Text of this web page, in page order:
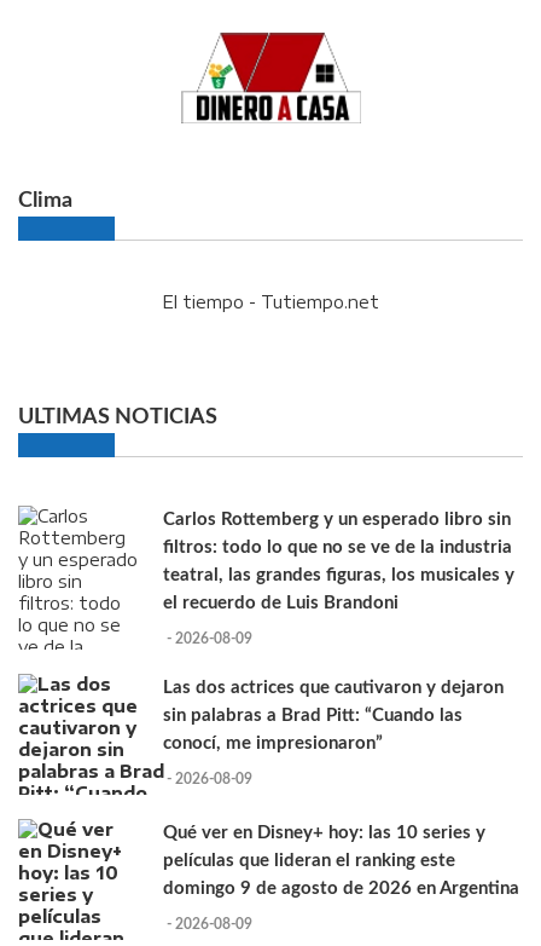
Clima
El tiempo - Tutiempo.net
ULTIMAS NOTICIAS
Carlos Rottemberg y un esperado libro sin
filtros: todo lo que no se ve de la industria
teatral, las grandes figuras, los musicales y
el recuerdo de Luis Brandoni
- 2026-08-09
Las dos actrices que cautivaron y dejaron
sin palabras a Brad Pitt: “Cuando las
conocí, me impresionaron”
- 2026-08-09
Qué ver en Disney+ hoy: las 10 series y
películas que lideran el ranking este
domingo 9 de agosto de 2026 en Argentina
- 2026-08-09